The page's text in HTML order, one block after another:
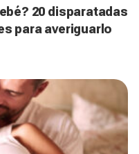
20 disparatadas
para averiguarlo